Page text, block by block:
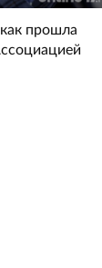
прошла